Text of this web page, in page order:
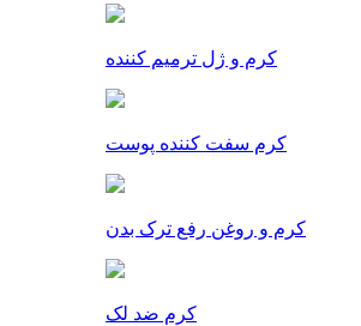
کرم و ژل ترمیم کننده
کرم سفت کننده پوست
کرم و روغن رفع ترک بدن
کرم ضد لک